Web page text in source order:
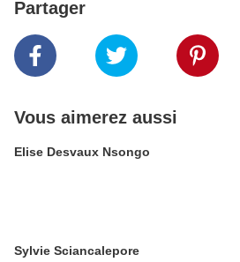
Partager
Vous aimerez aussi
Elise Desvaux Nsongo
Sylvie Sciancalepore